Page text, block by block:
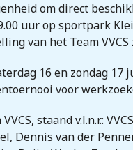
om direct
uur op sportpark
van het Team
16 en zondag 17
voor
VVCS, staand v.l.n.r.:
Dennis van der